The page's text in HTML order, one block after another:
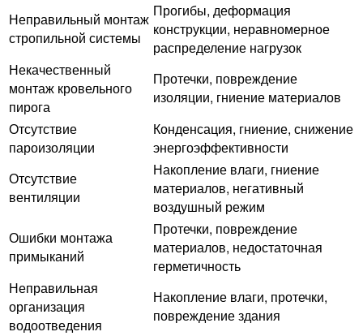
Неправильный монтаж
стропильной системы
Прогибы, деформация
конструкции, неравномерное
распределение нагрузок
Некачественный
монтаж кровельного
пирога
Протечки, повреждение
изоляции, гниение материалов
Отсутствие
пароизоляции
Конденсация, гниение, снижение
энергоэффективности
Отсутствие
вентиляции
Накопление влаги, гниение
материалов, негативный
воздушный режим
Ошибки монтажа
примыканий
Протечки, повреждение
материалов, недостаточная
герметичность
Неправильная
организация
водоотведения
Накопление влаги, протечки,
повреждение здания